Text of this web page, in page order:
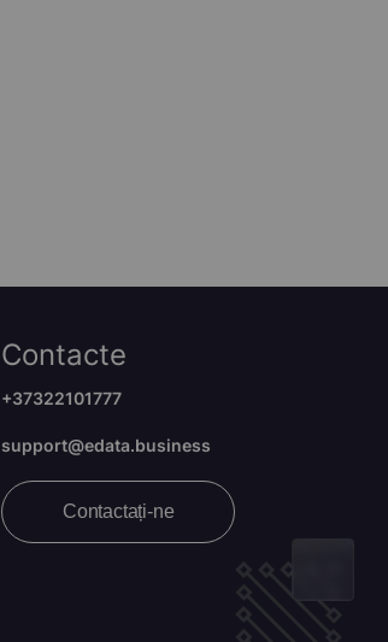
Contacte
+37322101777
support@edata.business
Contactați-ne